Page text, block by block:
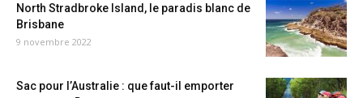
North Stradbroke Island, le paradis blanc de
Brisbane
9 novembre 2022
Sac pour l’Australie : que faut-il emporter